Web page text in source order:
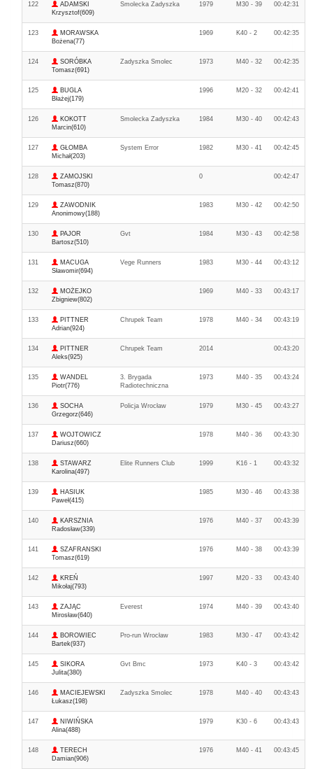
122
ADAMSKI
Krzysztof(609)
Smolecka Zadyszka 1979 M30 - 39 00:42:31
123
MORAWSKA
Bożena(77)
1969 K40 - 2 00:42:35
124
SORÓBKA
Tomasz(691)
Zadyszka Smolec 1973 M40 - 32 00:42:35
125
BUGLA
Błażej(179)
1996 M20 - 32 00:42:41
126
KOKOTT
Marcin(610)
Smolecka Zadyszka 1984 M30 - 40 00:42:43
127
GŁOMBA
Michał(203)
System Error 1982 M30 - 41 00:42:45
128
ZAMOJSKI
Tomasz(870)
0 00:42:47
129
ZAWODNIK
Anonimowy(188)
1983 M30 - 42 00:42:50
130
PAJOR
Bartosz(510)
Gvt 1984 M30 - 43 00:42:58
131
MACUGA
Sławomir(694)
Vege Runners 1983 M30 - 44 00:43:12
132
MOŻEJKO
Zbigniew(802)
1969 M40 - 33 00:43:17
133
PITTNER
Adrian(924)
Chrupek Team 1978 M40 - 34 00:43:19
134
PITTNER
Aleks(925)
Chrupek Team 2014 00:43:20
135
WANDEL
Piotr(776)
3. Brygada
Radiotechniczna
1973 M40 - 35 00:43:24
136
SOCHA
Grzegorz(646)
Policja Wrocław 1979 M30 - 45 00:43:27
137
WOJTOWICZ
Dariusz(660)
1978 M40 - 36 00:43:30
138
STAWARZ
Karolina(497)
Elite Runners Club 1999 K16 - 1 00:43:32
139
HASIUK
Paweł(415)
1985 M30 - 46 00:43:38
140
KARSZNIA
Radosław(339)
1976 M40 - 37 00:43:39
141
SZAFRANSKI
Tomasz(619)
1976 M40 - 38 00:43:39
142
KREŃ
Mikołaj(793)
1997 M20 - 33 00:43:40
143
ZAJĄC
Mirosław(640)
Everest 1974 M40 - 39 00:43:40
144
BOROWIEC
Bartek(937)
Pro-run Wrocław 1983 M30 - 47 00:43:42
145
SIKORA
Julita(380)
Gvt Bmc 1973 K40 - 3 00:43:42
146
MACIEJEWSKI
Łukasz(198)
Zadyszka Smolec 1978 M40 - 40 00:43:43
147
NIWIŃSKA
Alina(488)
1979 K30 - 6 00:43:43
148
TERECH
Damian(906)
1976 M40 - 41 00:43:45